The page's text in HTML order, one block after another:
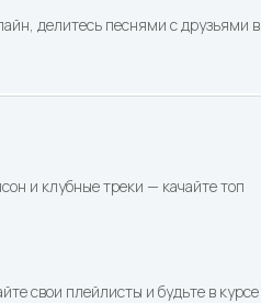
делитесь песнями с друзьями в
и клубные треки — качайте топ
свои плейлисты и будьте в курсе